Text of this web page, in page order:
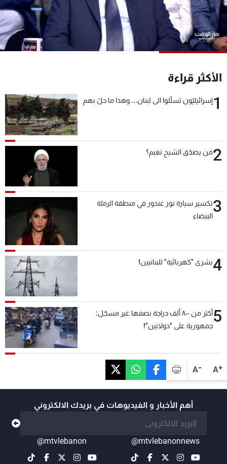
A+
A-
الأكثر قراءة
1إسرائيليّون تسلّلوا الى لبنان... وهذا ما حلّ بهم
2من يصدّق الشيخ نعيم؟
3تكسير سيارة نور غندور في منطقة الرملة
البيضاء
4بشرى "كهربائية" للبنانيين!
5
أكثر من ٨٠٠ ألف دراجة نصفها غير مسجّل:
جمهورية على "دولابَين"!
أهم الأخبار و الفيديوهات في بريدك الالكتروني
@mtvlebanonnews
@mtvlebanon
جدول البرامج
شاهد البرامج
الترددات
الإنـتـاج
سياسة الخصوصية